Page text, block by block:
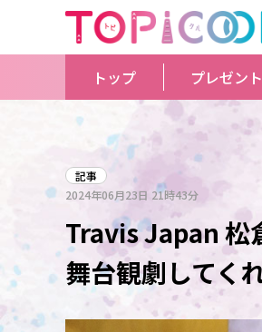
トップ プレゼント
記事
2024年06月23日 21時43分
Travis Japan 松
舞台観劇してく